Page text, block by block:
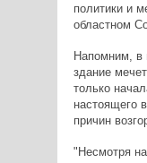
политики и
областном
Напомним, в
здание
только
настоящего
причин
"Несмотря